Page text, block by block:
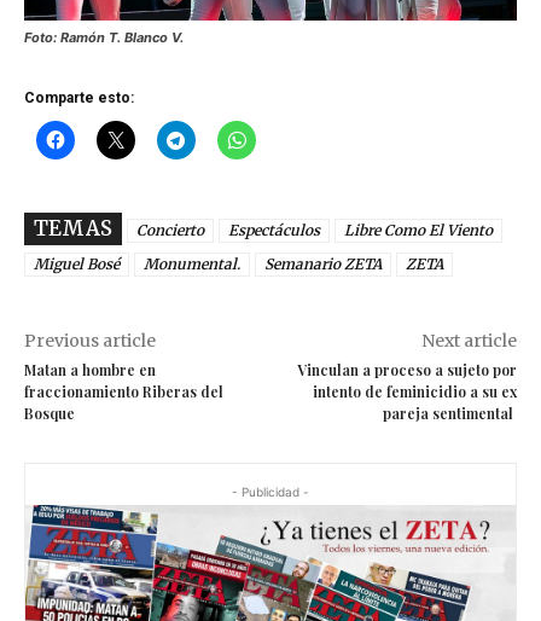
Foto: Ramón T. Blanco V.
Comparte esto:
TEMAS Concierto Espectáculos
Libre Como El Viento
Miguel Bosé
Monumental. Semanario ZETA ZETA
Previous article
Matan a hombre en
fraccionamiento Riberas del
Bosque
Next article
Vinculan a proceso a sujeto por
intento de feminicidio a su ex
pareja sentimental
- Publicidad -